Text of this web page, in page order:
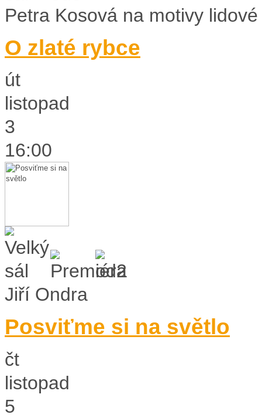
Petra Kosová na motivy
O zlaté rybce
út
listopad
3
16:00
Jiří Ondra
Posviťme si na světlo
čt
listopad
5